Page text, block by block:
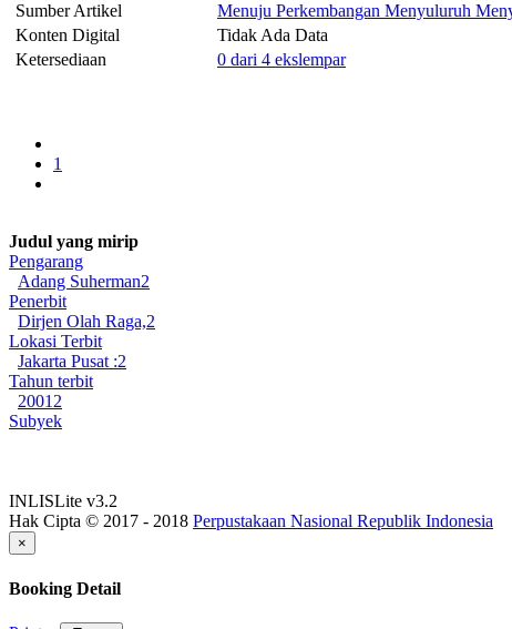
Sumber Artikel
Menuju Perkembangan Menyuluruh
Konten Digital
Tidak Ada Data
Ketersediaan
0 dari 4 ekslempar
1
Judul yang mirip
Pengarang
Adang Suherman2
Penerbit
Dirjen Olah Raga,2
Lokasi Terbit
Jakarta Pusat :2
Tahun terbit
2001 2
Subyek
INLISLite v3.2
Hak Cipta © 2017 - 2018 Perpustakaan Nasional Republik Indonesia
×
Booking Detail